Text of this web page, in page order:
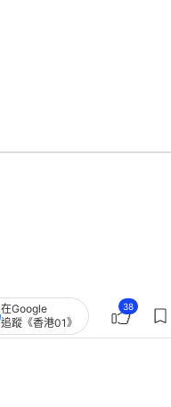
在Google
追蹤《香港01》
38